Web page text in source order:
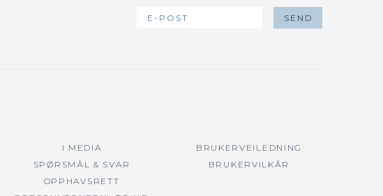
I MEDIA
SPØRSMÅL & SVAR
OPPHAVSRETT
BRUKERVEILEDNING
BRUKERVILKÅR